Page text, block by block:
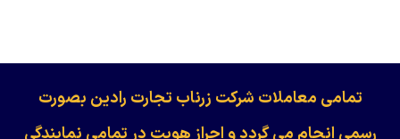
​​​​​​تمامی معاملات شرکت زرناب تجارت رادین بصورت
رسمی انجام می گردد و احراز هویت در تمامی نمایندگی